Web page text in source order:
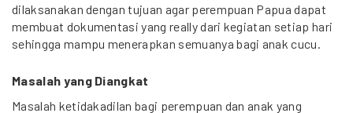
dilaksanakan dengan tujuan agar perempuan Papua dapat
membuat dokumentasi yang really dari kegiatan setiap hari
sehingga mampu menerapkan semuanya bagi anak cucu.
Masalah yang Diangkat
Masalah ketidakadilan bagi perempuan dan anak yang